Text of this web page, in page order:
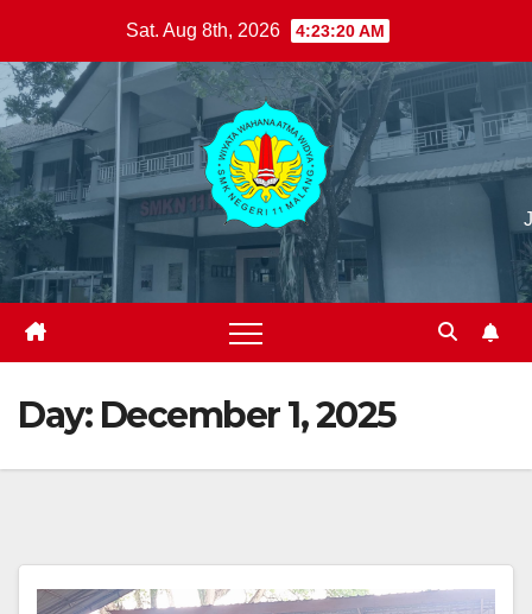
content
Sat. Aug 8th, 2026 4:23:21 AM
Day: December 1, 2025